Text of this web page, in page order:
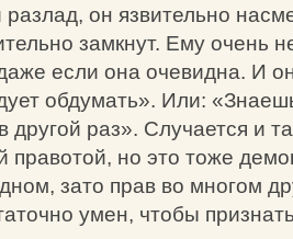
он язвительно
замкнут. Ему очень
если она очевидна. И
обдумать». Или:
другой раз». Случается и
правотой, но это тоже
зато прав во многом
умен, чтобы